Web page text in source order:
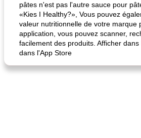
fiesta tostadas
pâtes n'est pas l'autre sauce pour
«Kies I Healthy?», Vous pouvez
valeur nutritionnelle de votre marque
application, vous pouvez scanner,
facilement des produits. Afficher dans
dans l'App Store